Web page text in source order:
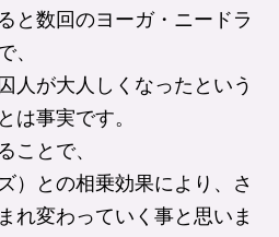
と数回のヨーガ・ニードラ
、
人が大人しくなったという
は事実です。
ことで、
）との相乗効果により、さ
れ変わっていく事と思いま